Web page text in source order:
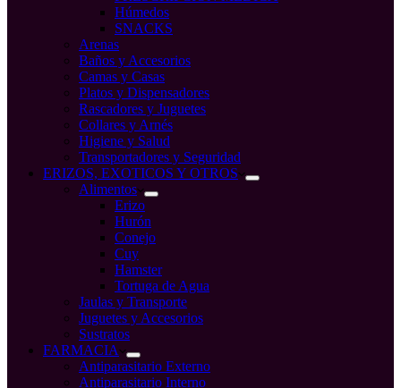
Húmedos
SNACKS
Arenas
Baños y Accesorios
Camas y Casas
Platos y Dispensadores
Rascadores y Juguetes
Collares y Arnés
Higiene y Salud
Transportadores y Seguridad
ERIZOS, EXOTICOS Y OTROS
Alimentos
Erizo
Hurón
Conejo
Cuy
Hamster
Tortuga de Agua
Jaulas y Transporte
Juguetes y Accesorios
Sustratos
FARMACIA
Antiparasitario Externo
Antiparasitario Interno